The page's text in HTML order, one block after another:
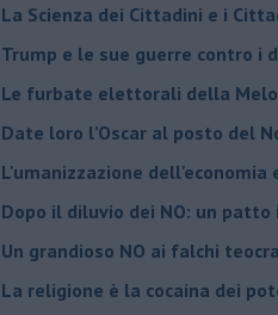
​La Scienza dei Cittadini e i
Trump e le sue guerre contro i
​Le furbate elettorali della
​Date loro l’Oscar al posto del
L'umanizzazione dell'economia
​Dopo il diluvio dei NO: un
​Un grandioso NO ai falchi
La religione è la cocaina dei